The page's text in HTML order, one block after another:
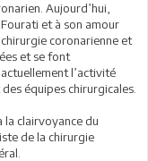
Aujourd’hui,
et à son amour
coronarienne et
et se font
l’activité
équipes chirurgicales.
la clairvoyance du
de la chirurgie